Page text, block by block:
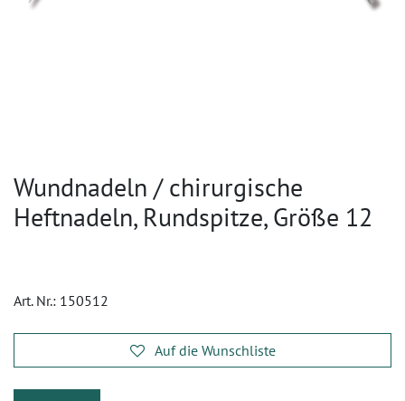
Wundnadeln / chirurgische
Heftnadeln, Rundspitze, Größe 12
Art. Nr.: 150512
Auf die Wunschliste